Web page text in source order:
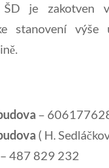
je zakotven
stanovení výše
–
( H.
487 829 232